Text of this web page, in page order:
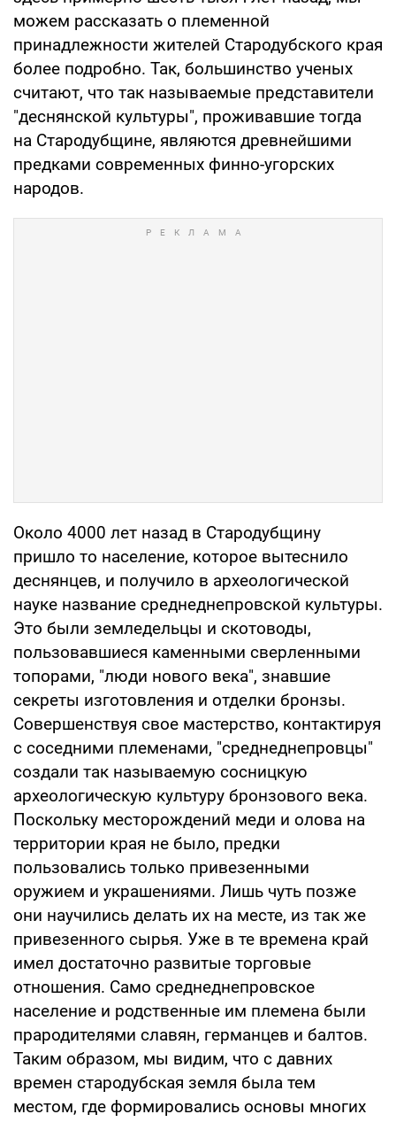
можем рассказать о племенной
принадлежности жителей Стародубского края
более подробно. Так, большинство ученых
считают, что так называемые представители
"деснянской культуры", проживавшие тогда
на Стародубщине, являются древнейшими
предками современных финно-угорских
народов.
Около 4000 лет назад в Стародубщину
пришло то население, которое вытеснило
деснянцев, и получило в археологической
науке название среднеднепровской культуры.
Это были земледельцы и скотоводы,
пользовавшиеся каменными сверленными
топорами, "люди нового века", знавшие
секреты изготовления и отделки бронзы.
Совершенствуя свое мастерство, контактируя
с соседними племенами, "среднеднепровцы"
создали так называемую сосницкую
археологическую культуру бронзового века.
Поскольку месторождений меди и олова на
территории края не было, предки
пользовались только привезенными
оружием и украшениями. Лишь чуть позже
они научились делать их на месте, из так же
привезенного сырья. Уже в те времена край
имел достаточно развитые торговые
отношения. Само среднеднепровское
население и родственные им племена были
прародителями славян, германцев и балтов.
Таким образом, мы видим, что с давних
времен стародубская земля была тем
местом, где формировались основы многих